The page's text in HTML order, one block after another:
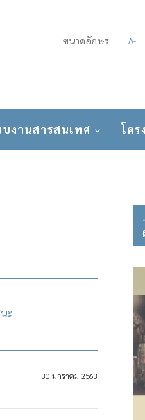
ขนาดอักษร: A-
บงานสารสนเทศ โคร
ะ
30 มกราคม 2563